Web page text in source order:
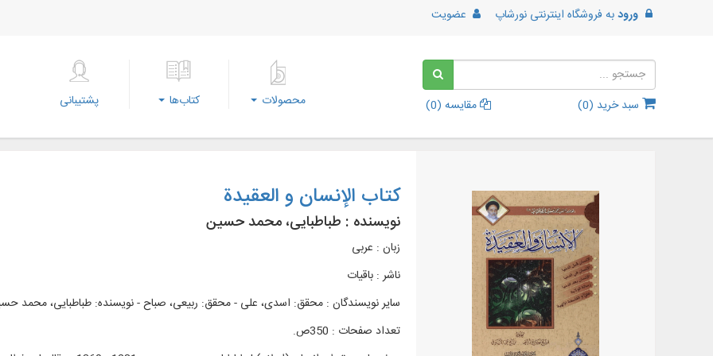
ورودبه فروشگاه اینترنتی نورشاپ عضویت
سبد خرید (0
) مقایسه (0
) محصولات کتاب‌ها پشتیبانی
کتاب الإنسان و العقیدة
نویسنده : طباطبایی، محمد حسین
زبان : عربی
ناشر : باقيات
سایر نویسندگان : محقق: اسدی، علی - محقق: ربیعی، صباح - نویسنده: طباطبایی، محمد
تعداد صفحات : 350ص.